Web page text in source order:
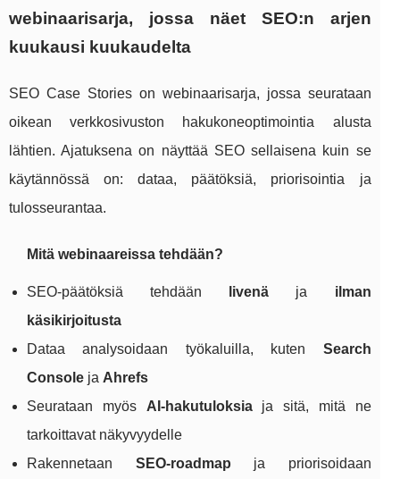
webinaarisarja, jossa näet SEO:n arjen
kuukausi kuukaudelta
SEO Case Stories on webinaarisarja, jossa seurataan
oikean verkkosivuston hakukoneoptimointia alusta
lähtien. Ajatuksena on näyttää SEO sellaisena kuin se
käytännössä on: dataa, päätöksiä, priorisointia ja
tulosseurantaa.
Mitä webinaareissa tehdään?
SEO-päätöksiä tehdään livenä ja ilman
käsikirjoitusta
Dataa analysoidaan työkaluilla, kuten Search
Console ja Ahrefs
Seurataan myös AI-hakutuloksiaja sitä, mitä ne
tarkoittavat näkyvyydelle
Rakennetaan SEO-roadmap ja priorisoidaan